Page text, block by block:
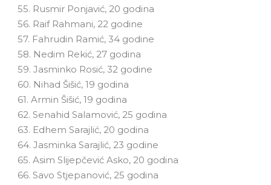
55. Rusmir Ponjavić, 20 godina
56. Raif Rahmani, 22 godine
57. Fahrudin Ramić, 34 godine
58. Nedim Rekić, 27 godina
59. Jasminko Rosić, 32 godine
60. Nihad Šišić, 19 godina
61. Armin Šišić, 19 godina
62. Senahid Salamović, 25 godina
63. Edhem Sarajlić, 20 godina
64. Jasminka Sarajlić, 23 godine
65. Asim Slijepčević Asko, 20 godina
66. Savo Stjepanović, 25 godina